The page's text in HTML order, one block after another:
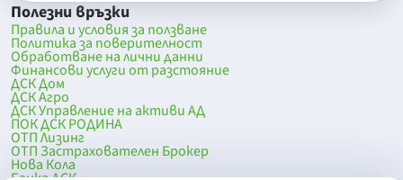
Полезни връзки
Правила и условия за ползване
Политика за поверителност
Обработване на лични данни
Финансови услуги от разстояние
ДСК Дом
ДСК Агро
ДСК Управление на активи АД
ПОК ДСК РОДИНА
ОТП Лизинг
ОТП Застрахователен Брокер
Нова Кола